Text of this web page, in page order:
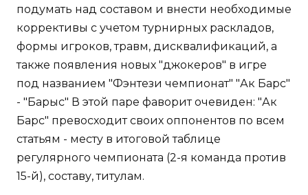
подумать над составом и внести необходимые
коррективы с учетом турнирных раскладов,
формы игроков, травм, дисквалификаций, а
также появления новых "джокеров" в игре
под названием "Фэнтези чемпионат" "Ак Барс"
- "Барыс" В этой паре фаворит очевиден: "Ак
Барс" превосходит своих оппонентов по всем
статьям - месту в итоговой таблице
регулярного чемпионата (2-я команда против
15-й), составу, титулам.